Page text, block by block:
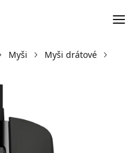
Myši
Myši drátové